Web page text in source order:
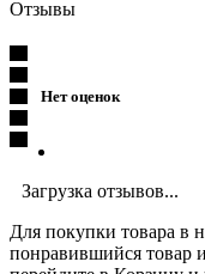
Отзывы
Нет оценок
Загрузка отзывов...
Для покупки товара в
понравившийся товар